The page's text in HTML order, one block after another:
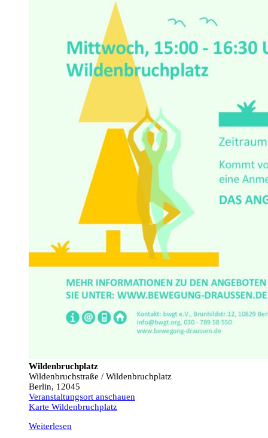
Wildenbruchplatz
Wildenbruchstraße / Wildenbruchplatz
Berlin, 12045
Veranstaltungsort anschauen
Karte Wildenbruchplatz
Weiterlesen